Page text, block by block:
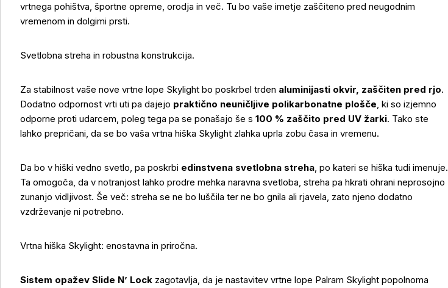
vrtnega pohištva, športne opreme, orodja in več. Tu bo vaše imetje zaščiteno pred neugodnim
vremenom in dolgimi prsti.
Svetlobna streha in robustna konstrukcija.
Za stabilnost vaše nove vrtne lope Skylight bo poskrbel trden aluminijasti okvir, zaščiten pred rjo.
Dodatno odpornost vrti uti pa dajejo praktično neuničljive polikarbonatne plošče, ki so izjemno
odporne proti udarcem, poleg tega pa se ponašajo še s 100 % zaščito pred UV žarki. Tako ste
lahko prepričani, da se bo vaša vrtna hiška Skylight zlahka uprla zobu časa in vremenu.
Da bo v hiški vedno svetlo, pa poskrbi edinstvena svetlobna streha, po kateri se hiška tudi imenuje.
Ta omogoča, da v notranjost lahko prodre mehka naravna svetloba, streha pa hkrati ohrani neprosojno
zunanjo vidljivost. Še več: streha se ne bo luščila ter ne bo gnila ali rjavela, zato njeno dodatno
vzdrževanje ni potrebno.
Vrtna hiška Skylight: enostavna in priročna.
Sistem opažev Slide N’ Lock zagotavlja, da je nastavitev vrtne lope Palram Skylight popolnoma